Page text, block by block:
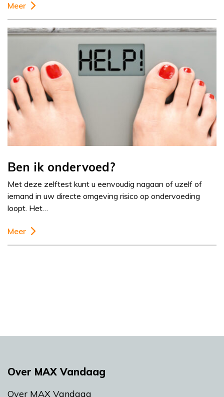
Meer
Ben ik ondervoed?
Met deze zelftest kunt u eenvoudig nagaan of uzelf of
iemand in uw directe omgeving risico op ondervoeding
loopt. Het…
Meer
Over MAX Vandaag
Over MAX Vandaag